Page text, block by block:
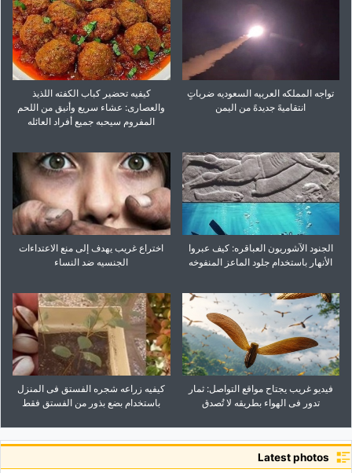
تواجه المملکه العربیه السعودیه ضرباتٍ
انتقامیهً جدیدهً من الیمن
کیفیه تحضیر کباب الکفته اللذیذ
والعصاری: عشاء سریع وأنیق من اللحم
المفروم سیحبه جمیع أفراد العائله
الجنود الآشوریون العباقره: کیف عبروا
الأنهار باستخدام جلود الماعز المنفوخه
اختراع غریب یهدف إلى منع الاعتداءات
الجنسیه ضد النساء
فیدیو غریب یجتاح مواقع التواصل: ثمار
تدور فی الهواء بطریقه لا تُصدق
کیفیه زراعه شجره الفستق فی المنزل
باستخدام بضع بذور من الفستق فقط
Latest photos